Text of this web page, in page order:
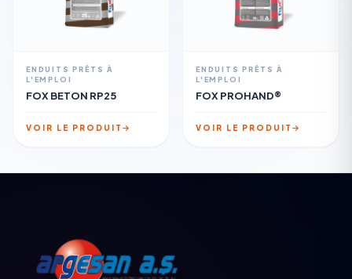
ENDUITS PRÊTS À
L'EMPLOI
FOX BETON RP25
VOIR LE PRODUIT
ENDUITS PRÊTS À
L'EMPLOI
FOX PROHAND®
VOIR LE PRODUIT